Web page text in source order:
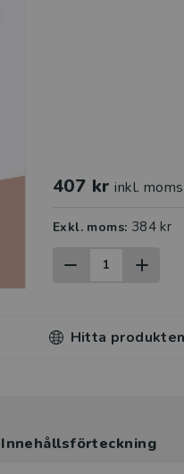
407 kr inkl. moms
Exkl. moms: 384 kr
Hitta
här produkten.
Innehållsförteckning